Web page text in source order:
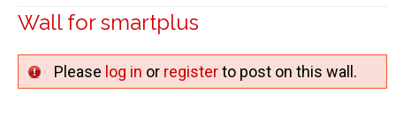
Wall for smartplus
Please log in or registerto post on this wall.